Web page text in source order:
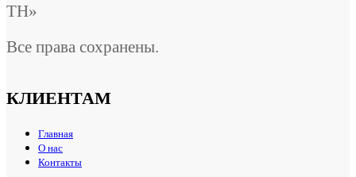
ТН»
Все права сохранены.
КЛИЕНТАМ
Главная
О нас
Контакты